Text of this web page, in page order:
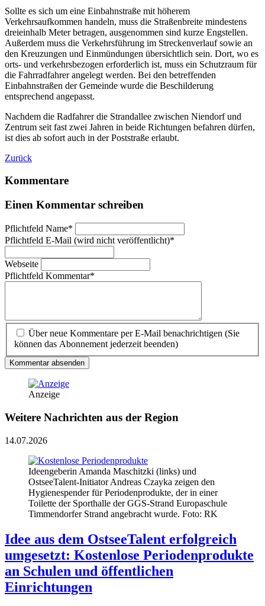
Sollte es sich um eine Einbahnstraße mit höherem
Verkehrsaufkommen handeln, muss die Straßenbreite mindestens
dreieinhalb Meter betragen, ausgenommen sind kurze Engstellen.
Außerdem muss die Verkehrsführung im Streckenverlauf sowie an
den Kreuzungen und Einmündungen übersichtlich sein. Dort, wo es
orts- und verkehrsbezogen erforderlich ist, muss ein Schutzraum für
die Fahrradfahrer angelegt werden. Bei den betreffenden
Einbahnstraßen der Gemeinde wurde die Beschilderung
entsprechend angepasst.
Nachdem die Radfahrer die Strand­allee zwischen Niendorf und
Zentrum seit fast zwei Jahren in beide Richtungen befahren dürfen,
ist dies ab sofort auch in der Poststraße erlaubt.
Zurück
Kommentare
Einen Kommentar schreiben
Pflichtfeld Name*
Pflichtfeld E-Mail (wird nicht veröffentlicht)*
Webseite
Pflichtfeld Kommentar*
Über neue Kommentare per E-Mail benachrichtigen (Sie
können das Abonnement jederzeit beenden)
Kommentar absenden
Anzeige
Weitere Nachrichten aus der Region
14.07.2026
Ideengeberin Amanda Maschitzki (links) und
OstseeTalent-Initiator Andreas Czayka zeigen den
Hygienespender für Periodenprodukte, der in einer
Toilette der Sporthalle der GGS-Strand Europaschule
Timmendorfer Strand angebracht wurde. Foto: RK
Idee aus dem OstseeTalent erfolgreich
umgesetzt: Kostenlose Periodenprodukte
an Schulen und öffentlichen
Einrichtungen